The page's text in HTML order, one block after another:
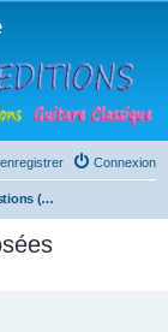
Connexion
Foire aux questions (Questions posées fréquemment)